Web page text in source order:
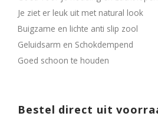
Je ziet er leuk uit met natural look
Buigzame en lichte anti slip zool
Geluidsarm en Schokdempend
Goed schoon te houden
Bestel direct uit